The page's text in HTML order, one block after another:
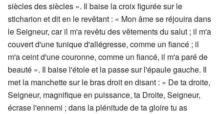
siècles des siècles ». Il baise la croix figurée sur le
sticharion et dit en le revêtant : « Mon âme se réjouira dans
le Seigneur, car il m'a revêtu des vêtements du salut ; il m'a
couvert d'une tunique d'allégresse, comme un fiancé ; il
m'a ceint d'une couronne, comme un fiancé, il m'a paré de
beauté ». Il baise l'étole et la passe sur l'épaule gauche. Il
met la manchette sur le bras droit en disant : « De ta droite,
Seigneur, magnifique en puissance, ta Droite, Seigneur,
écrase l'ennemi ; dans la plénitude de ta gloire tu as